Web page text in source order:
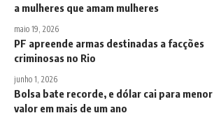
a mulheres que amam mulheres
maio 19, 2026
PF apreende armas destinadas a facções
criminosas no Rio
junho 1, 2026
Bolsa bate recorde, e dólar cai para menor
valor em mais de um ano